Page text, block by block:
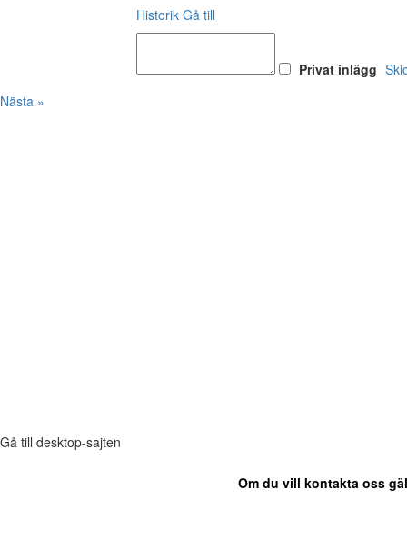
Historik Gå till
Privat inlägg
Nästa »
Gå till desktop-sajten
Om du vill kontakta oss